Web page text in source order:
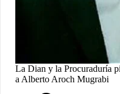
La Dian y la Procuraduría
a Alberto Aroch Mugrabi